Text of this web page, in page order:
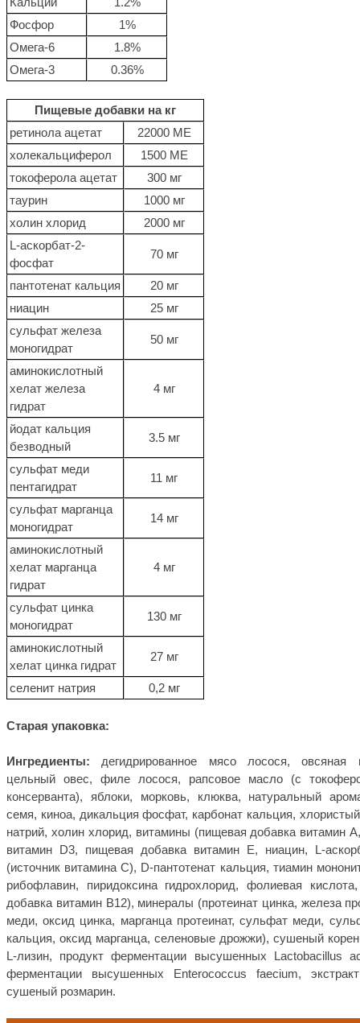
Фосфор
1%
Омега-6
1.8%
Омега-3
0.36%
Пищевые добавки на кг
ретинола ацетат
22000 МЕ
холекальциферол
1500 МЕ
токоферола ацетат
300 мг
таурин
1000 мг
холин хлорид
2000 мг
L-аскорбат-2-
фосфат
70 мг
пантотенат кальция
20 мг
ниацин
25 мг
сульфат железа
моногидрат
50 мг
аминокислотный
хелат железа
гидрат
4 мг
йодат кальция
безводный
3.5 мг
сульфат меди
пентагидрат
11 мг
сульфат марганца
моногидрат
14 мг
аминокислотный
хелат марганца
гидрат
4 мг
сульфат цинка
моногидрат
130 мг
аминокислотный
хелат цинка гидрат
27 мг
селенит натрия 0,2 мг
Старая упаковка:
Ингредиенты:дегидрированное мясо лосося, овсяная
цельный овес, филе лосося, рапсовое масло (с
консерванта), яблоки, морковь, клюква, натуральный
семя, киноа, дикальция фосфат, карбонат кальция,
натрий, холин хлорид, витамины (пищевая добавка витамин
витамин D3, пищевая добавка витамин Е, ниацин, L-
(источник витамина С), D-пантотенат кальция, тиамин
рибофлавин, пиридоксина гидрохлорид, фолиевая
добавка витамин B12), минералы (протеинат цинка, железа
меди, оксид цинка, марганца протеинат, сульфат меди,
кальция, оксид марганца, селеновые дрожжи), сушеный
L-лизин, продукт ферментации высушенных Lactobacillus
ферментации высушенных Enterococcus faecium,
сушеный розмарин.